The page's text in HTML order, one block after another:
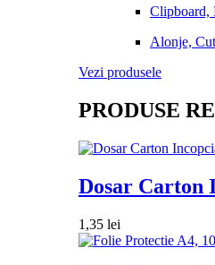
Clipboard,
Alonje,
Vezi produsele
PRODUSE
Dosar Carton
1,35 lei